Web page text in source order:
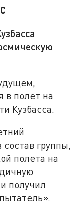
в полет на
Кузбасса.
группы,
полета на
получил